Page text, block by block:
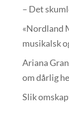
– Det
«Nordland
musikalsk
Ariana
om dårlig
Slik